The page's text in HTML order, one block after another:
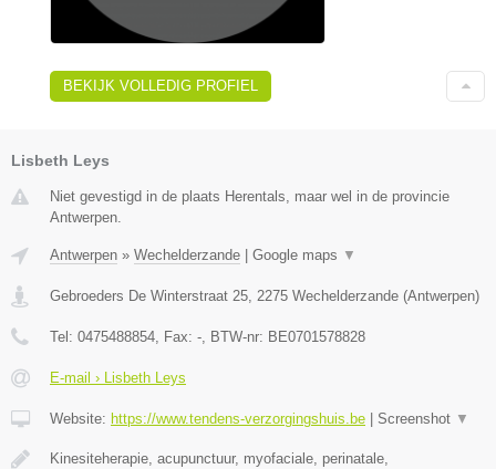
BEKIJK VOLLEDIG PROFIEL
Lisbeth Leys
Niet gevestigd in de plaats Herentals, maar wel in de provincie
Antwerpen.
Antwerpen » Wechelderzande Google maps ▼
Gebroeders De Winterstraat 25, 2275 Wechelderzande (Antwerpen)
Tel: 0475488854, Fax: -, BTW-nr: BE0701578828
E-mail › Lisbeth Leys
Website: https://www.tendens-verzorgingshuis.be Screenshot ▼
Kinesiteherapie, acupunctuur, myofaciale, perinatale,